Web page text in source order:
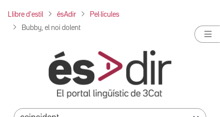
Llibre d'estil ésAdir Pel·lícules
Bubby, el noi dolent